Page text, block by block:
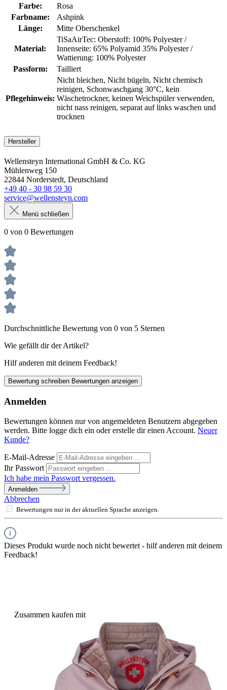
Farbe:
Rosa
Farbname:
Ashpink
Länge:
Mitte Oberschenkel
Material:
TiSaAirTec: Oberstoff: 100% Polyester /
Innenseite: 65% Polyamid 35% Polyester /
Wattierung: 100% Polyester
Passform:
Tailliert
Pflegehinweis:
Nicht bleichen, Nicht bügeln, Nicht chemisch
reinigen, Schonwaschgang 30°C, kein
Wäschetrockner, keinen Weichspüler verwenden,
nicht nass reinigen, separat auf links waschen und
trocknen
Hersteller
Wellensteyn International GmbH & Co. KG
Mühlenweg 150
22844 Norderstedt, Deutschland
+49 40 - 30 98 59 30
service@wellensteyn.com
Menü schließen
0 von 0 Bewertungen
Durchschnittliche Bewertung von 0 von 5 Sternen
Wie gefällt dir der Artikel?
Hilf anderen mit deinem Feedback!
Bewertung schreiben Bewertungen anzeigen
Anmelden
Bewertungen können nur von angemeldeten Benutzern abgegeben
werden. Bitte logge dich ein oder erstelle dir einen Account. Neuer
Kunde?
E-Mail-Adresse
Ihr Passwort
Ich habe mein Passwort vergessen.
Anmelden
Abbrechen
Bewertungen nur in der aktuellen Sprache anzeigen.
Dieses Produkt wurde noch nicht bewertet - hilf anderen mit deinem
Feedback!
Zusammen kaufen mit